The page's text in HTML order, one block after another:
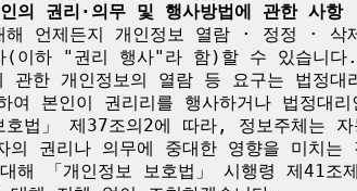
의 권리·의무 및 행사방법에 관한 사항
언제든지 개인정보 열람 · 정정 ·
(이하 "권리 행사"라 함)할 수 있습니다.
한 개인정보의 열람 등 요구는 법정
여 본인이 권리리를 행사하거나 법정대
법」 제37조의2에 따라, 정보주체는
권리나 의무에 중대한 영향을 미치는
해 「개인정보 보호법」 시행령 제41